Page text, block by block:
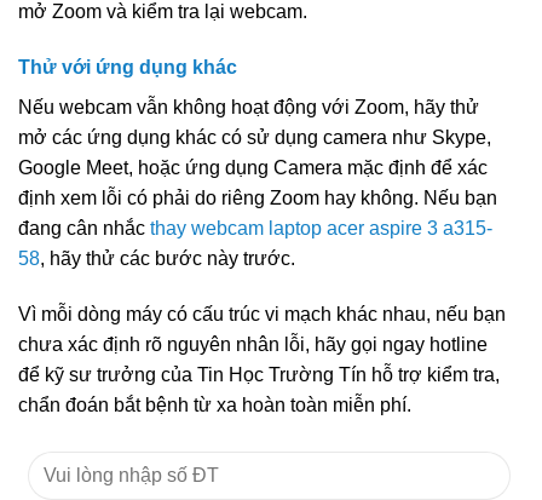
mở Zoom và kiểm tra lại webcam.
Thử với ứng dụng khác
Nếu webcam vẫn không hoạt động với Zoom, hãy thử
mở các ứng dụng khác có sử dụng camera như Skype,
Google Meet, hoặc ứng dụng Camera mặc định để xác
định xem lỗi có phải do riêng Zoom hay không. Nếu bạn
đang cân nhắc thay webcam laptop acer aspire 3 a315-
58, hãy thử các bước này trước.
Vì mỗi dòng máy có cấu trúc vi mạch khác nhau, nếu bạn
chưa xác định rõ nguyên nhân lỗi, hãy gọi ngay hotline
để kỹ sư trưởng của Tin Học Trường Tín hỗ trợ kiểm tra,
chẩn đoán bắt bệnh từ xa hoàn toàn miễn phí.